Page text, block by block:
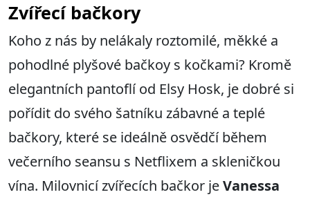
Zvířecí bačkory
Koho z nás by nelákaly roztomilé, měkké a
pohodlné plyšové bačkoy s kočkami? Kromě
elegantních pantoflí od Elsy Hosk, je dobré si
pořídit do svého šatníku zábavné a teplé
bačkory, které se ideálně osvědčí během
večerního seansu s Netflixem a skleničkou
vína. Milovnicí zvířecích bačkor jeVanessa